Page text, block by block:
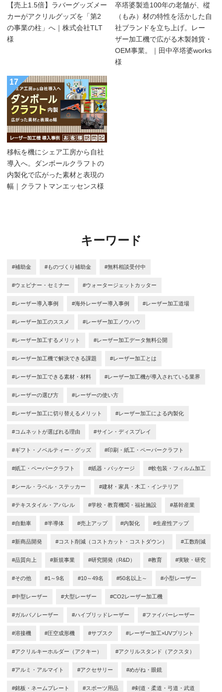
【売上1.5倍】ラバーグッズメー
カーがアクリルグッズを「第2
の事業の柱」へ｜株式会社TLT
様
卒塔婆製造100年の老舗が、樅
（もみ）材の特性を活かした自
社ブランドを立ち上げ。レー
ザー加工機で広がる木製雑貨・
OEM事業。｜田中卒塔婆works
様
17
移転を機にシェア工房から自社
導入へ。ダンボールクラフトの
内製化で広がった素材と表現の
幅｜クラフトマンエッセンス様
キーワード
#補助金 #ものづくり補助金 #無料相談受付中
#ウェビナー・セミナー #ウォータージェットカッター
#レーザー導入事例 #海外レーザー導入事例 #レーザー加工道場
#レーザー加工のススメ #レーザー加工ノウハウ
#レーザー加工するメリット #レーザー加工データ無料公開
#レーザー加工機で解決できる課題 #レーザー加工とは
#レーザー加工できる素材・材料 #レーザー加工機が導入されている業界
#レーザーの選び方 #レーザーの使い方
#レーザー加工に切り替えるメリット #レーザー加工による内製化
#コムネットが選ばれる理由 #サイン・ディスプレイ
#ギフト・ノベルティー・グッズ #印刷・紙工・ペーパークラフト
#紙工・ペーパークラフト #紙器・パッケージ #軟包装・フィルム加工
#シール・ラベル・ステッカー #建材・家具・木工・インテリア
#テキスタイル・アパレル #学校・教育機関・福祉施設 #基幹産業
#自動車 #半導体 #売上アップ #内製化 #生産性アップ
#新商品開発 #コスト削減（コストカット・コストダウン） #工数削減
#品質向上 #新規事業 #研究開発（R&D） #教育 #実験・研究
#その他 #1～9名 #10～49名 #50名以上～ #小型レーザー
#中型レーザー #大型レーザー #CO2レーザー加工機
#ガルバノレーザー #ハイブリッドレーザー #ファイバーレーザー
#溶接機 #圧空成形機 #サブスク #レーザー加工×UVプリント
#アクリルキーホルダー（アクキー） #アクリルスタンド（アクスタ）
#アルミ・アルマイト #アクセサリー #めがね・眼鏡
#銘板・ネームプレート #スポーツ用品 #剣道・柔道・弓道・武道